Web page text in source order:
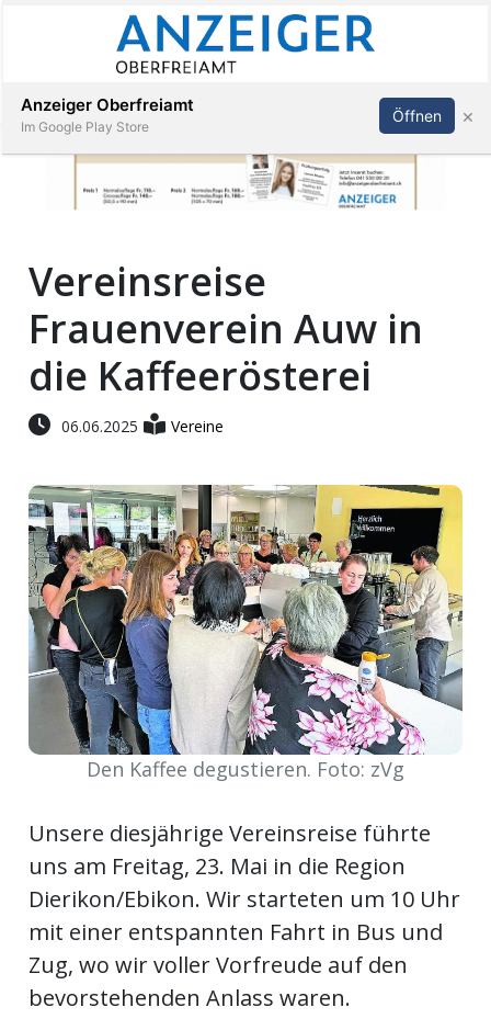
Veranstaltungen
Stellen
Paper
App
Auw
Mitteilungen
Abonnieren Anmelden
Vereinsreise
Frauenverein Auw in
die Kaffeerösterei
06.06.2025 Vereine
Den Kaffee degustieren. Foto: zVg
Unsere diesjährige Vereinsreise führte
uns am Freitag, 23. Mai in die Region
Dierikon/Ebikon. Wir starteten um 10 Uhr
mit einer entspannten Fahrt in Bus und
Zug, wo wir voller Vorfreude auf den
bevorstehenden Anlass waren.
Anzeiger Oberfreiamt
Im Google Play Store
Öffnen ×